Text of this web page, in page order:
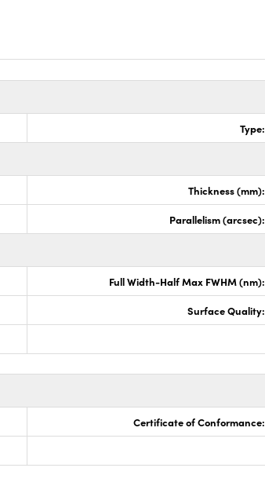
Type:
Thickness (mm):
Parallelism (arcsec):
Full Width-Half Max FWHM (nm):
Surface Quality:
Certificate of Conformance: